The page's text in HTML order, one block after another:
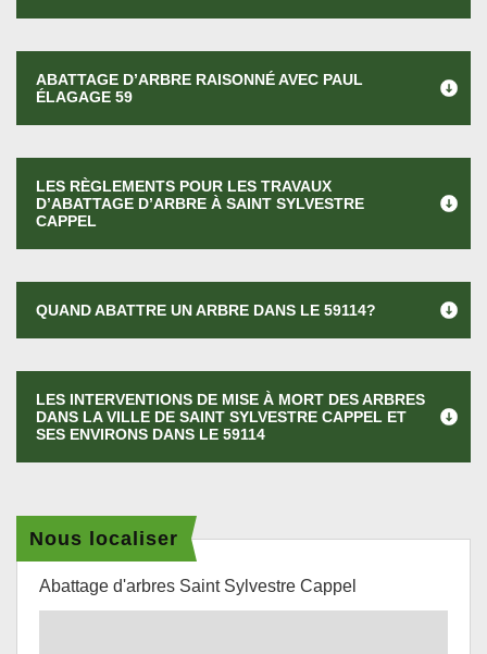
ABATTAGE D’ARBRE RAISONNÉ AVEC PAUL
ÉLAGAGE 59
LES RÈGLEMENTS POUR LES TRAVAUX
D’ABATTAGE D’ARBRE À SAINT SYLVESTRE
CAPPEL
QUAND ABATTRE UN ARBRE DANS LE 59114?
LES INTERVENTIONS DE MISE À MORT DES ARBRES
DANS LA VILLE DE SAINT SYLVESTRE CAPPEL ET
SES ENVIRONS DANS LE 59114
Nous localiser
Abattage d'arbres Saint Sylvestre Cappel